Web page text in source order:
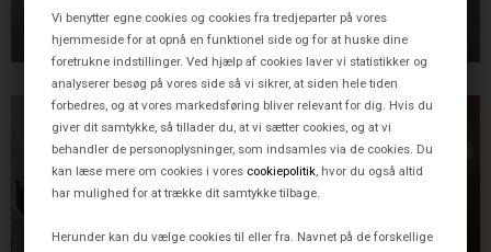
Vi benytter egne cookies og cookies fra tredjeparter på vores
hjemmeside for at opnå en funktionel side og for at huske dine
foretrukne indstillinger. Ved hjælp af cookies laver vi statistikker og
analyserer besøg på vores side så vi sikrer, at siden hele tiden
forbedres, og at vores markedsføring bliver relevant for dig. Hvis du
giver dit samtykke, så tillader du, at vi sætter cookies, og at vi
behandler de personoplysninger, som indsamles via de cookies. Du
kan læse mere om cookies i vores cookiepolitik , hvor du også altid
har mulighed for at trække dit samtykke tilbage.
Herunder kan du vælge cookies til eller fra. Navnet på de forskellige
3.495,00 DKK 3.995,00 DKK